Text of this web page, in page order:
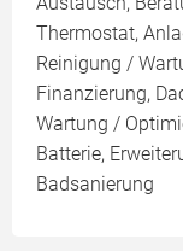
Thermostat,
Reinigung /
Finanzierung,
Wartung /
Batterie,
Badsanierung